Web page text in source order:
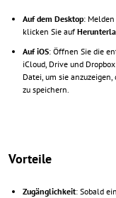
Auf dem Desktop:
klicken Sie auf
Auf iOS: Öffnen Sie die
iCloud, Drive und
Datei, um sie anzuzeigen,
zu speichern.
Vorteile
Zugänglichkeit: Sobald